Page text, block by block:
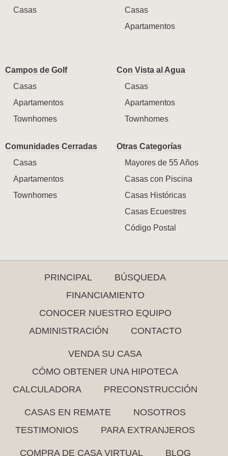
Casas
Casas
Apartamentos
Campos de Golf
Casas
Apartamentos
Townhomes
Con Vista al Agua
Casas
Apartamentos
Townhomes
Comunidades Cerradas
Casas
Apartamentos
Townhomes
Otras Categorías
Mayores de 55 Años
Casas con Piscina
Casas Históricas
Casas Ecuestres
Código Postal
PRINCIPAL
BÚSQUEDA
FINANCIAMIENTO
CONOCER NUESTRO EQUIPO
ADMINISTRACIÓN
CONTACTO
VENDA SU CASA
CÓMO OBTENER UNA HIPOTECA
CALCULADORA
PRECONSTRUCCIÓN
CASAS EN REMATE
NOSOTROS
TESTIMONIOS
PARA EXTRANJEROS
COMPRA DE CASA VIRTUAL BLOG